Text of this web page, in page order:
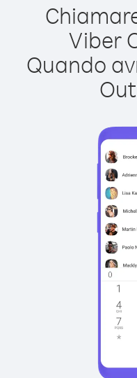
Viber
Quando